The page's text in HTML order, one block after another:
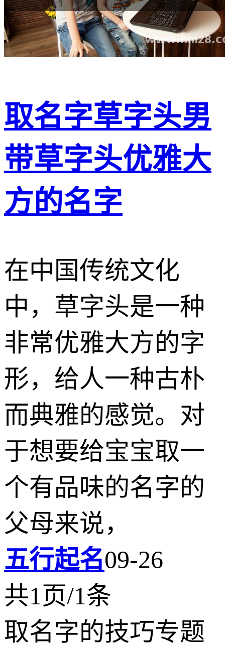
取名字草字头男
带草字头优雅大
方的名字
在中国传统文化
中，草字头是一种
非常优雅大方的字
形，给人一种古朴
而典雅的感觉。对
于想要给宝宝取一
个有品味的名字的
父母来说，
五行起名09-26
共1页/1条
取名字的技巧专题